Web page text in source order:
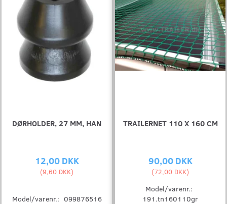
DØRHOLDER, 27 MM, HAN
12,00 DKK
(9,60 DKK)
Model/varenr.: 099876516
TRAILERNET 110 X 160 CM
90,00 DKK
(72,00 DKK)
Model/varenr.:
191.tn160110gr